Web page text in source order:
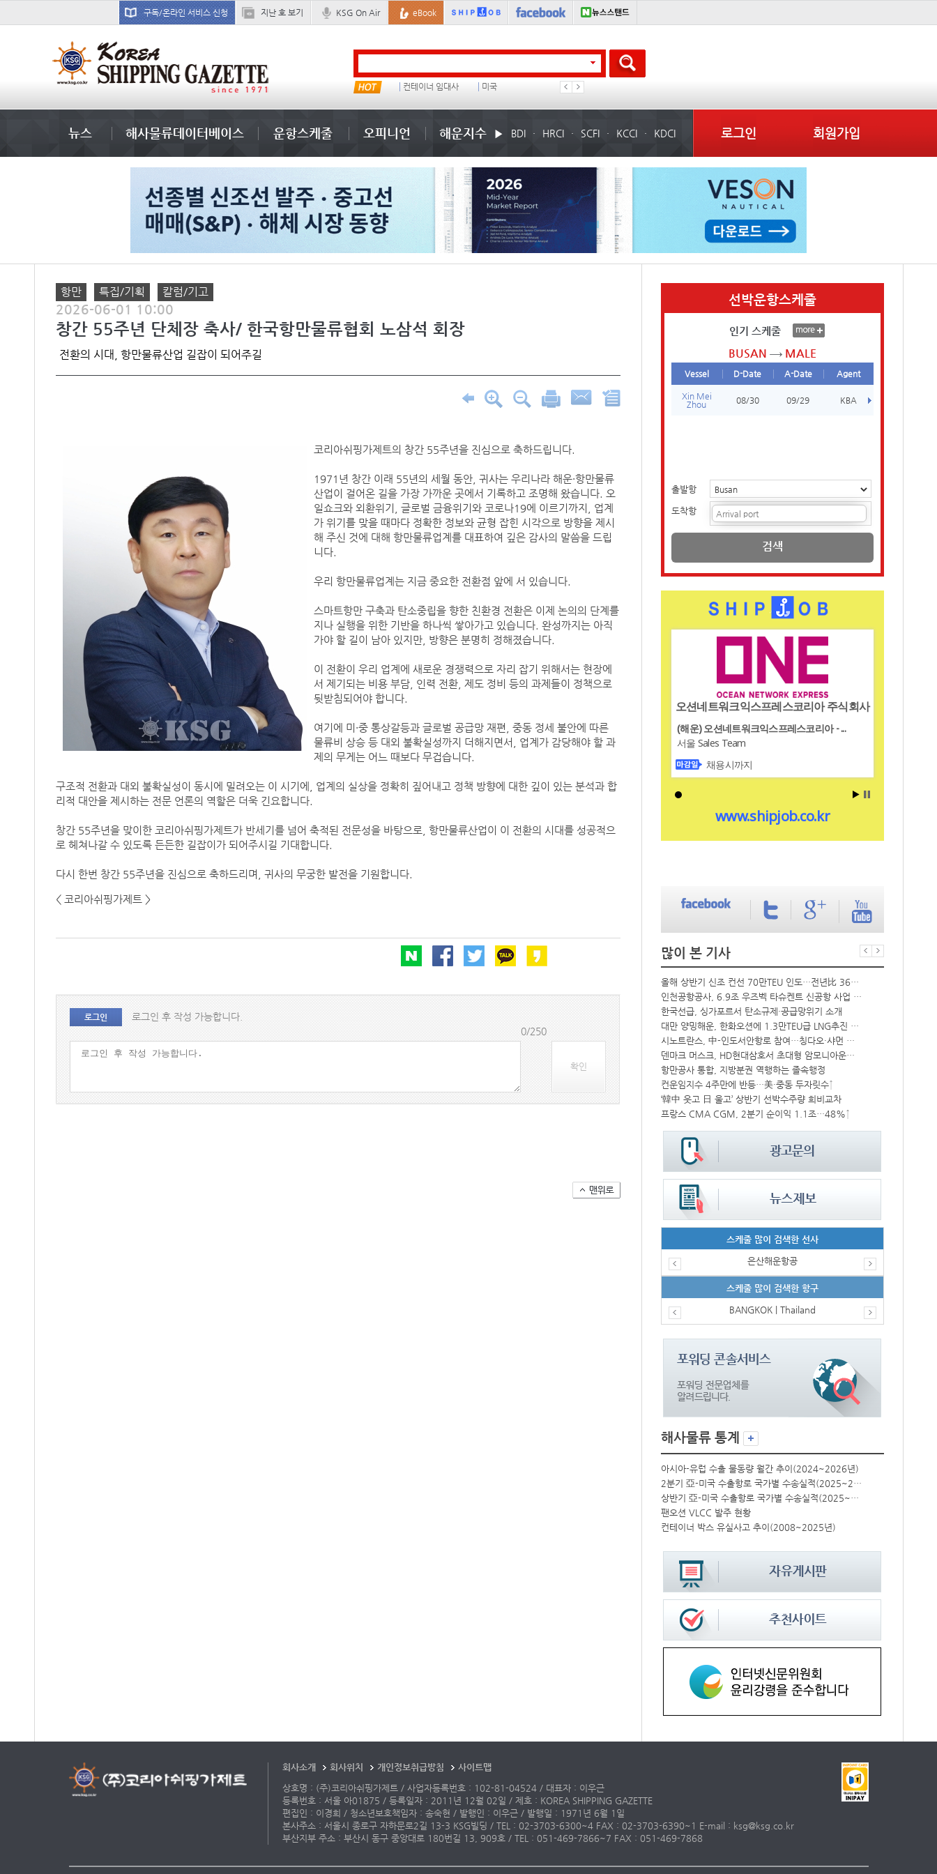
구독/온라인 서비스 신청 지난 호 보기 KSG On Air eBook
미중 컨테이너 임대사 미국 ���ͤ
뉴스 해사물류데이터베이스 운항스케줄 오피니언 해운지수 BDI HRCI SCFI KCCI KDCI 로그인 회원가입
항만 특집/기획 칼럼/기고
2026-06-01 10:00
창간 55주년 단체장 축사/ 한국항만물류협회 노삼석 회장
​전환의 시대, 항만물류산업 길잡이 되어주길
코리아쉬핑가제트의 창간 55주년을 진심으로 축하드립니다.
1971년 창간 이래 55년의 세월 동안, 귀사는 우리나라 해운·항만물류
산업이 걸어온 길을 가장 가까운 곳에서 기록하고 조명해 왔습니다. 오
일쇼크와 외환위기, 글로벌 금융위기와 코로나19에 이르기까지, 업계
가 위기를 맞을 때마다 정확한 정보와 균형 잡힌 시각으로 방향을 제시
해 주신 것에 대해 항만물류업계를 대표하여 깊은 감사의 말씀을 드립
니다.
우리 항만물류업계는 지금 중요한 전환점 앞에 서 있습니다.
스마트항만 구축과 탄소중립을 향한 친환경 전환은 이제 논의의 단계를
지나 실행을 위한 기반을 하나씩 쌓아가고 있습니다. 완성까지는 아직
가야 할 길이 남아 있지만, 방향은 분명히 정해졌습니다.
이 전환이 우리 업계에 새로운 경쟁력으로 자리 잡기 위해서는 현장에
서 제기되는 비용 부담, 인력 전환, 제도 정비 등의 과제들이 정책으로
뒷받침되어야 합니다.
여기에 미·중 통상갈등과 글로벌 공급망 재편, 중동 정세 불안에 따른
물류비 상승 등 대외 불확실성까지 더해지면서, 업계가 감당해야 할 과
제의 무게는 어느 때보다 무겁습니다.
구조적 전환과 대외 불확실성이 동시에 밀려오는 이 시기에, 업계의 실상을 정확히 짚어내고 정책 방향에 대한 깊이 있는 분석과 합
리적 대안을 제시하는 전문 언론의 역할은 더욱 긴요합니다.
창간 55주년을 맞이한 코리아쉬핑가제트가 반세기를 넘어 축적된 전문성을 바탕으로, 항만물류산업이 이 전환의 시대를 성공적으
로 헤쳐나갈 수 있도록 든든한 길잡이가 되어주시길 기대합니다.
다시 한번 창간 55주년을 진심으로 축하드리며, 귀사의 무궁한 발전을 기원합니다.
< 코리아쉬핑가제트 >
로그인
로그인 후 작성 가능합니다.
0/250
확인
선박운항스케줄
인기 스케줄
BUSAN MALE
Vessel D-Date A-Date Agent
Xin Mei
Zhou
08/30 09/29 KBA
출발항
도착항
검색
많이 본 기사
BDI 2936포인트…벌크선 시장, 全 선형서 동반 상승
해수부, 부산해심원 심판관 개방형 직위 공모
올해 상반기 신조 컨선 70만TEU 인도…전년比 36% 감소
인천공항공사, 6.9조 우즈벡 타슈켄트 신공항 사업 참여
한국선급, 싱가포르서 탄소규제·공급망위기 소개
대만 양밍해운, 한화오션에 1.3만TEU급 LNG추진 컨선 6척 발주
시노트란스, 中-인도서안항로 참여…칭다오·샤먼 직항
덴마크 머스크, HD현대삼호서 초대형 암모니아운반선 인도받아
항만공사 통합, 지방분권 역행하는 졸속행정
컨운임지수 4주만에 반등…美·중동 두자릿수↑
‘韓中 웃고 日 울고’ 상반기 선박수주량 희비교차
프랑스 CMA CGM, 2분기 순이익 1.1조…48%↑
스케줄 많이 검색한 선사
은산해운항공
스케줄 많이 검색한 항구
BANGKOK | Thailand
해사물류 통계
아시아-유럽 수출 물동량 월간 추이(2024~2026년)
2분기 亞-미국 수출항로 국가별 수송실적(2025~2026년)
상반기 亞-미국 수출항로 국가별 수송실적(2025~2026년)
팬오션 VLCC 발주 현황
컨테이너 박스 유실사고 추이(2008~2025년)
회사소개 회사위치 개인정보취급방침
사이트맵
상호명 : (주)코리아쉬핑가제트 / 사업자등록번호 : 102-81-04524 / 대표자 : 이우근
등록번호 : 서울 아01875 / 등록일자 : 2011년 12월 02일 / 제호 : KOREA SHIPPING GAZETTE
편집인 : 이경희 / 청소년보호책임자 : 송숙현 / 발행인 : 이우근 / 발행일 : 1971년 6월 1일
본사주소 : 서울시 종로구 자하문로2길 13-3 KSG빌딩 / TEL : 02-3703-6300~4 FAX : 02-3703-6390~1 E-mail : ksg@ksg.co.kr
부산지부 주소 : 부산시 동구 중앙대로 180번길 13, 909호 / TEL : 051-469-7866~7 FAX : 051-469-7868